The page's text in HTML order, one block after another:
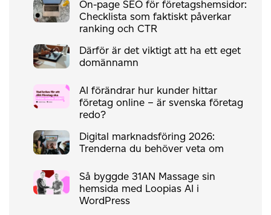
On-page SEO för företagshemsidor:
Checklista som faktiskt påverkar
ranking och CTR
Därför är det viktigt att ha ett eget
domännamn
AI förändrar hur kunder hittar
företag online – är svenska företag
redo?
Digital marknadsföring 2026:
Trenderna du behöver veta om
Så byggde 31AN Massage sin
hemsida med Loopias AI i
WordPress